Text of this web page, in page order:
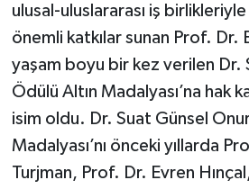
ulusal-uluslararası iş
önemli katkılar sunan Prof. Dr.
yaşam boyu bir kez verilen Dr.
Ödülü Altın Madalyası’na hak
isim oldu. Dr. Suat Günsel
Madalyası’nı önceki yıllarda
Turjman, Prof. Dr. Evren